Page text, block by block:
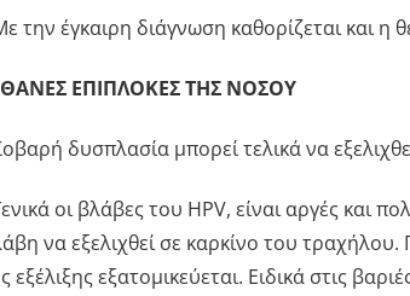
την έγκαιρη διάγνωση καθορίζεται και η
ΕΠΙΠΛΟΚΕΣ ΤΗΣ ΝΟΣΟΥ
δυσπλασία μπορεί τελικά να
οι βλάβες του HPV, είναι αργές και
να εξελιχθεί σε καρκίνο του
εξέλιξης εξατομικεύεται. Ειδικά στις